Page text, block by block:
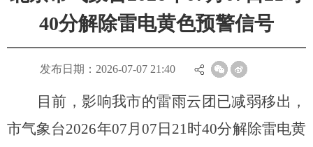
40分解除雷电黄色预警信号
发布日期：2026-07-07 21:40
目前，影响我市的雷雨云团已减弱移出，
市气象台2026年07月07日21时40分解除雷电黄